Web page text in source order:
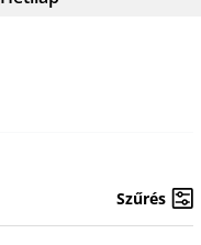
Szűrés